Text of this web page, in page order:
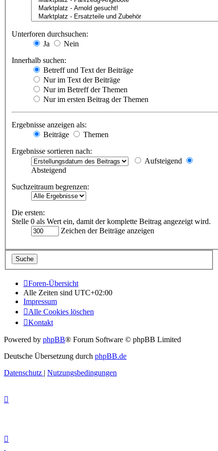
Unterforen durchsuchen:
Ja
Nein
Innerhalb suchen:
Betreff und Text der Beiträge
Nur im Text der Beiträge
Nur im Betreff der Themen
Nur im ersten Beitrag der Themen
Ergebnisse anzeigen als:
Beiträge
Themen
Ergebnisse sortieren nach:
Aufsteigend
Absteigend
Suchzeitraum begrenzen:
Die ersten:
Stelle 0 als Wert ein, damit der komplette Beitrag angezeigt wird.
Zeichen der Beiträge anzeigen
Foren-Übersicht
Alle Zeiten sind UTC+02:00
Impressum
Alle Cookies löschen
Kontakt
Powered by phpBB® Forum Software © phpBB Limited
Deutsche Übersetzung durch phpBB.de
Datenschutz | Nutzungsbedingungen
.